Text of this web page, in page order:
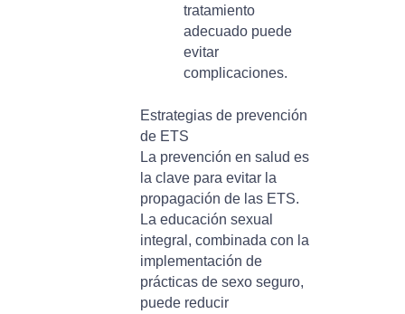
tratamiento
adecuado puede
evitar
complicaciones.
Estrategias de prevención
de ETS
La prevención en salud es
la clave para evitar la
propagación de las ETS.
La educación sexual
integral, combinada con la
implementación de
prácticas de sexo seguro,
puede reducir